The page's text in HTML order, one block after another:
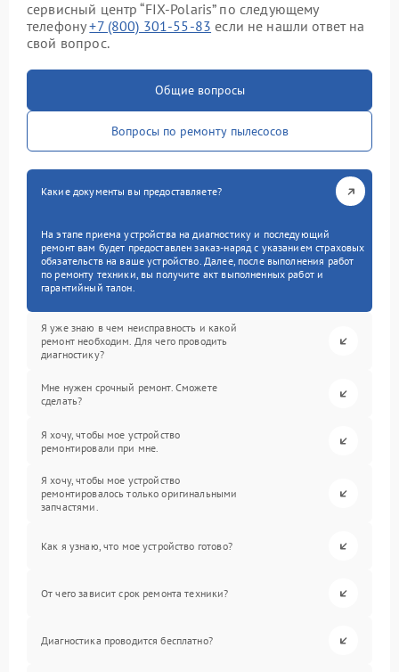
сервисный центр “FIX-Polaris” по следующему
телефону+7 (800) 301-55-83 если не нашли ответ на
свой вопрос.
Общие вопросы
Вопросы по ремонту пылесосов
Какие документы вы предоставляете?
На этапе приема устройства на диагностику и последующий
ремонт вам будет предоставлен заказ-наряд с указанием страховых
обязательств на ваше устройство. Далее, после выполнения работ
по ремонту техники, вы получите акт выполненных работ и
гарантийный талон.
Я уже знаю в чем неисправность и какой
ремонт необходим. Для чего проводить
диагностику?
Мне нужен срочный ремонт. Сможете
сделать?
Я хочу, чтобы мое устройство
ремонтировали при мне.
Я хочу, чтобы мое устройство
ремонтировалось только оригинальными
запчастями.
Как я узнаю, что мое устройство готово?
От чего зависит срок ремонта техники?
Диагностика проводится бесплатно?